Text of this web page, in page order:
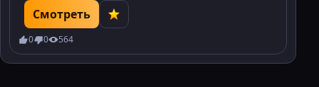
ощущают потребность в любви, которую не находят в
родных семьях.
Смотреть
0 0 564